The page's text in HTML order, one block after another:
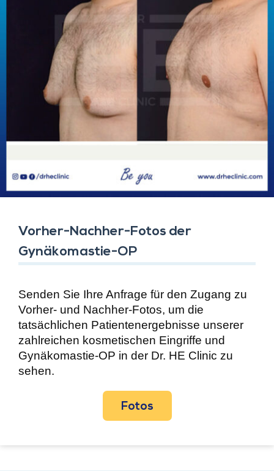
Vorher-Nachher-Fotos der
Gynäkomastie-OP
Senden Sie Ihre Anfrage für den Zugang zu
Vorher- und Nachher-Fotos, um die
tatsächlichen Patientenergebnisse unserer
zahlreichen kosmetischen Eingriffe und
Gynäkomastie-OP in der Dr. HE Clinic zu
sehen.
Fotos